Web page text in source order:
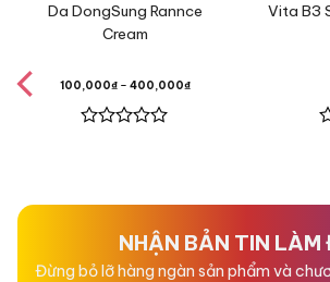
Da DongSung Rannce
Cream
100,000₫– 400,000₫
5
Vita B3
5
NHẬN BẢN TIN LÀM
Đừng bỏ lỡ hàng ngàn sản phẩm và